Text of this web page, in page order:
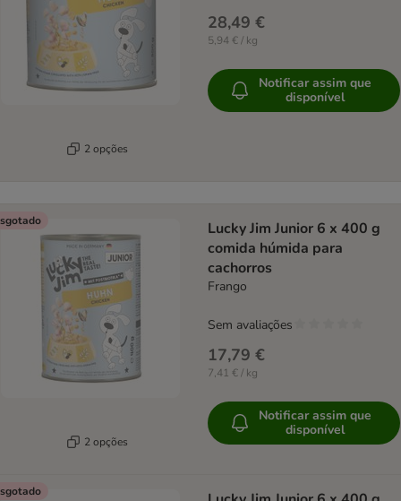
2 opções
28,49 €
5,94 € / kg
Notificar assim que
disponível
2 opções
Lucky Jim Junior 6 x 400 g
comida húmida para
cachorros
Frango
17,79 €
7,41 € / kg
Sem avaliações
Notificar assim que
disponível